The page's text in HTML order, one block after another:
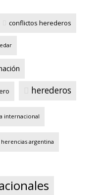
conflictos herederos
herederos
internacional
herencias argentina